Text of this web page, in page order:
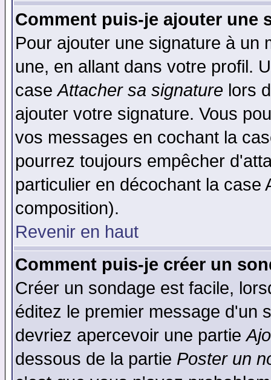
Comment puis-je ajouter une
Pour ajouter une signature à un
une, en allant dans votre profil.
caseAttacher sa signature lors
ajouter votre signature. Vous
vos messages en cochant la
pourrez toujours empêcher
particulier en décochant la
composition).
Revenir en haut
Comment puis-je créer un
Créer un sondage est facile,
éditez le premier message d'un
devriez apercevoir une partie
dessous de la partie Poster un